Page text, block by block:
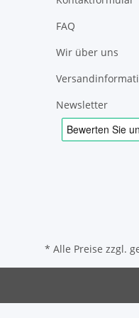
FAQ
Wir über uns
Newsletter
* Alle Preise zzgl.